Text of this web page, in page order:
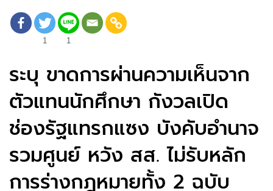
1 1
ระบุ ขาดการผ่านความเห็นจาก
ตัวแทนนักศึกษา กังวลเปิด
ช่องรัฐแทรกแซง บังคับอำนาจ
รวมศูนย์ หวัง สส. ไม่รับหลัก
การร่างกฎหมายทั้ง 2 ฉบับ